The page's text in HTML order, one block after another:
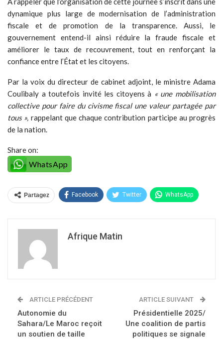
dynamique plus large de modernisation de l’administration
fiscale et de promotion de la transparence. Aussi, le
gouvernement entend-il ainsi réduire la fraude fiscale et
améliorer le taux de recouvrement, tout en renforçant la
confiance entre l’État et les citoyens.
Par la voix du directeur de cabinet adjoint, le ministre Adama
Coulibaly a toutefois invité les citoyens à « une mobilisation
collective pour faire du civisme fiscal une valeur partagée par
tous », rappelant que chaque contribution participe au progrès
de la nation.
Share on:
WhatsApp
Partagez Facebook Twitter WhatsApp
Afrique Matin
ARTICLE PRÉCÉDENT
Autonomie du
Sahara/Le Maroc reçoit
un soutien de taille
ARTICLE SUIVANT
Présidentielle 2025/
Une coalition de partis
politiques se signale